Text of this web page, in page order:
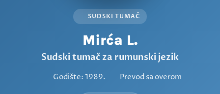
SUDSKI TUMAČ
Mirća L.
Sudski tumač za rumunski jezik
Godište: 1989. Prevod sa overom